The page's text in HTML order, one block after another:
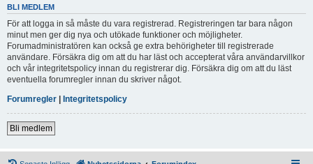
BLI MEDLEM
För att logga in så måste du vara registrerad. Registreringen tar bara någon
minut men ger dig nya och utökade funktioner och möjligheter.
Forumadministratören kan också ge extra behörigheter till registrerade
användare. Försäkra dig om att du har läst och accepterat våra användarvillkor
och vår integritetspolicy innan du registrerar dig. Försäkra dig om att du läst
eventuella forumregler innan du skriver något.
Forumregler | Integritetspolicy
Bli medlem